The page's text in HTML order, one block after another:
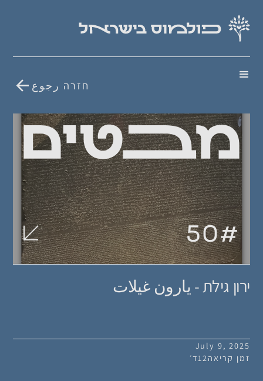
חזרה رجوع
#
50
ירון גילת - يارون غيلات
July 9, 2025
זמן קריאה12ד׳